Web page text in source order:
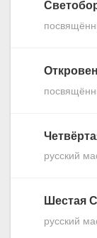
русский
Шестая
русский